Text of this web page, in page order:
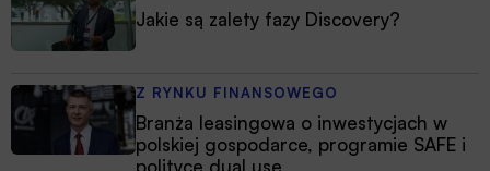
Jakie są zalety fazy Discovery?
Z RYNKU FINANSOWEGO
Branża leasingowa o inwestycjach w
polskiej gospodarce, programie SAFE i
polityce dual use